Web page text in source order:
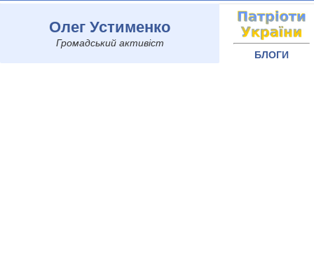
Олег Устименко
Громадський активіст
БЛОГИ